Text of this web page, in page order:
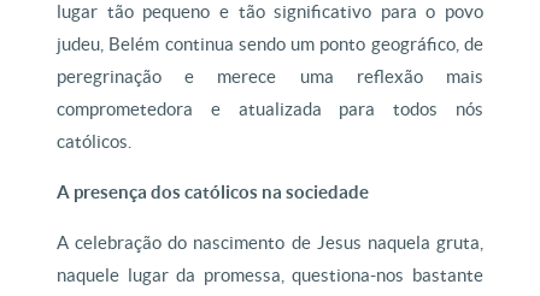
lugar tão pequeno e tão significativo para o povo
judeu, Belém continua sendo um ponto geográfico, de
peregrinação e merece uma reflexão mais
comprometedora e atualizada para todos nós
católicos.
A presença dos católicos na sociedade
A celebração do nascimento de Jesus naquela gruta,
naquele lugar da promessa, questiona-nos bastante